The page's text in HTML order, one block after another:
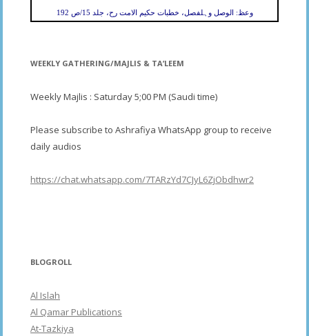
وعظ: الوصل وہلفصل، خطبات حکیم الامت رح، جلد 15/ص 192
WEEKLY GATHERING/MAJLIS & TA’LEEM
Weekly Majlis : Saturday 5;00 PM (Saudi time)
Please subscribe to Ashrafiya WhatsApp group to receive
daily audios
https://chat.whatsapp.com/7TARzYd7CJyL6ZjObdhwr2
BLOGROLL
Al Islah
Al Qamar Publications
At-Tazkiya